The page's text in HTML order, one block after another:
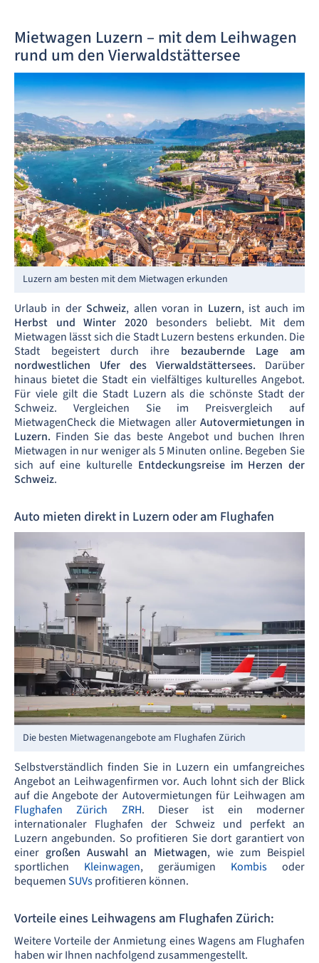
Mietwagen Luzern – mit dem Leihwagen
rund um den Vierwaldstättersee
Luzern am besten mit dem Mietwagen erkunden
Urlaub in derSchweiz, allen voran in Luzern, ist auch im
Herbst und Winter 2020 besonders beliebt. Mit dem
Mietwagen lässt sich die Stadt Luzern bestens erkunden. Die
Stadt begeistert durch ihre bezaubernde Lage am
nordwestlichen Ufer des Vierwaldstättersees. Darüber
hinaus bietet die Stadt ein vielfältiges kulturelles Angebot.
Für viele gilt die Stadt Luzern als die schönste Stadt der
Schweiz. Vergleichen Sie im Preisvergleich auf
MietwagenCheck die Mietwagen aller Autovermietungen in
Luzern. Finden Sie das beste Angebot und buchen Ihren
Mietwagen in nur weniger als 5 Minuten online. Begeben Sie
sich auf eine kulturelle Entdeckungsreise im Herzen der
Schweiz.
Auto mieten direkt in Luzern oder am Flughafen
Die besten Mietwagenangebote am Flughafen Zürich
Selbstverständlich finden Sie in Luzern ein umfangreiches
Angebot an Leihwagenfirmen vor. Auch lohnt sich der Blick
auf die Angebote der Autovermietungen für Leihwagen am
Flughafen Zürich ZRH. Dieser ist ein moderner
internationaler Flughafen der Schweiz und perfekt an
Luzern angebunden. So profitieren Sie dort garantiert von
einer großen Auswahl an Mietwagen, wie zum Beispiel
sportlichen Kleinwagen, geräumigen Kombis oder
bequemenSUVsprofitieren können.
Vorteile eines Leihwagens am Flughafen Zürich:
Weitere Vorteile der Anmietung eines Wagens am Flughafen
haben wir Ihnen nachfolgend zusammengestellt.